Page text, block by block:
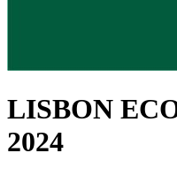
LISBON
2024